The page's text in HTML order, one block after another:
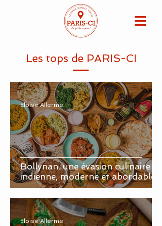
Les tops de PARIS-CI
Bollynan, une évasion culinaire
indienne, moderne et abordable
Eloise Allerme
Eloise Allerme